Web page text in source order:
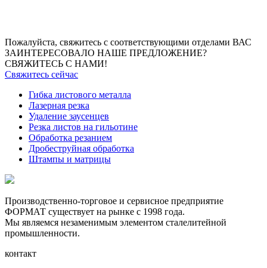
Пожалуйста, свяжитесь с соответствующими отделами ВАС
ЗАИНТЕРЕСОВАЛО НАШЕ ПРЕДЛОЖЕНИЕ?
СВЯЖИТЕСЬ С НАМИ!
Свяжитесь сейчас
Гибка листового металла
Лазерная резка
Удаление заусенцев
Резка листов на гильотине
Обработка резанием
Дробеструйная обработка
Штампы и матрицы
Производственно-торговое и сервисное предприятие
ФОРМАТ существует на рынке с 1998 года.
Мы являемся незаменимым элементом сталелитейной
промышленности.
контакт